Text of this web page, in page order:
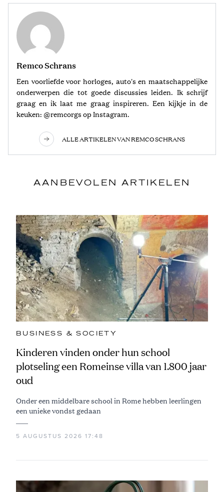
Remco Schrans
Een voorliefde voor horloges, auto's en maatschappelijke
onderwerpen die tot goede discussies leiden. Ik schrijf
graag en ik laat me graag inspireren. Een kijkje in de
keuken: @remcorgs op Instagram.
ALLE ARTIKELEN VAN REMCO SCHRANS
AANBEVOLEN ARTIKELEN
BUSINESS & SOCIETY
Kinderen vinden onder hun school
plotseling een Romeinse villa van 1.800 jaar
oud
Onder een middelbare school in Rome hebben leerlingen
een unieke vondst gedaan
5 AUGUSTUS 2026 17:48